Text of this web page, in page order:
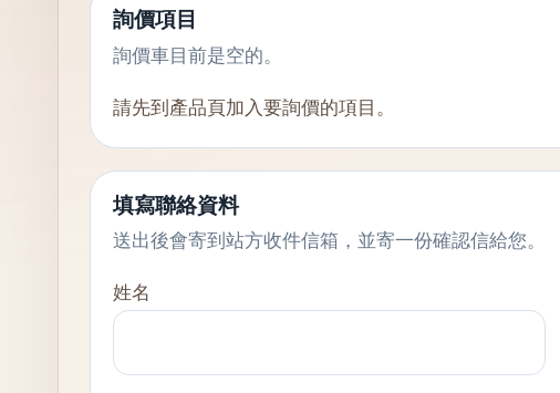
詢價項目
詢價車目前是空的。
請先到產品頁加入要詢價的項目。
填寫聯絡資料
送出後會寄到站方收件信箱，並寄一份確認信給您。
姓名